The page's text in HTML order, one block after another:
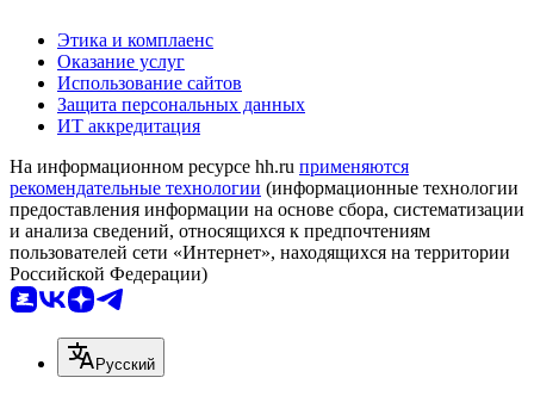
Этика и комплаенс
Оказание услуг
Использование сайтов
Защита персональных данных
ИТ аккредитация
На информационном ресурсе hh.ru применяются
рекомендательные технологии (информационные технологии
предоставления информации на основе сбора, систематизации
и анализа сведений, относящихся к предпочтениям
пользователей сети «Интернет», находящихся на территории
Российской Федерации)
Русский